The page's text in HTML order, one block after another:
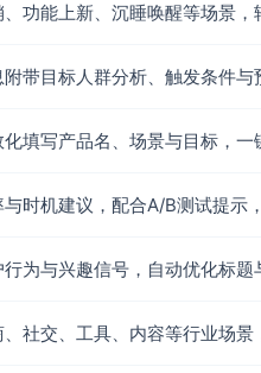
功能上新、沉睡唤醒等场景，
带目标人群分析、触发条件与
填写产品名、场景与目标，一
时机建议，配合A/B测试提示
为与兴趣信号，自动优化标题
社交、工具、内容等行业场景